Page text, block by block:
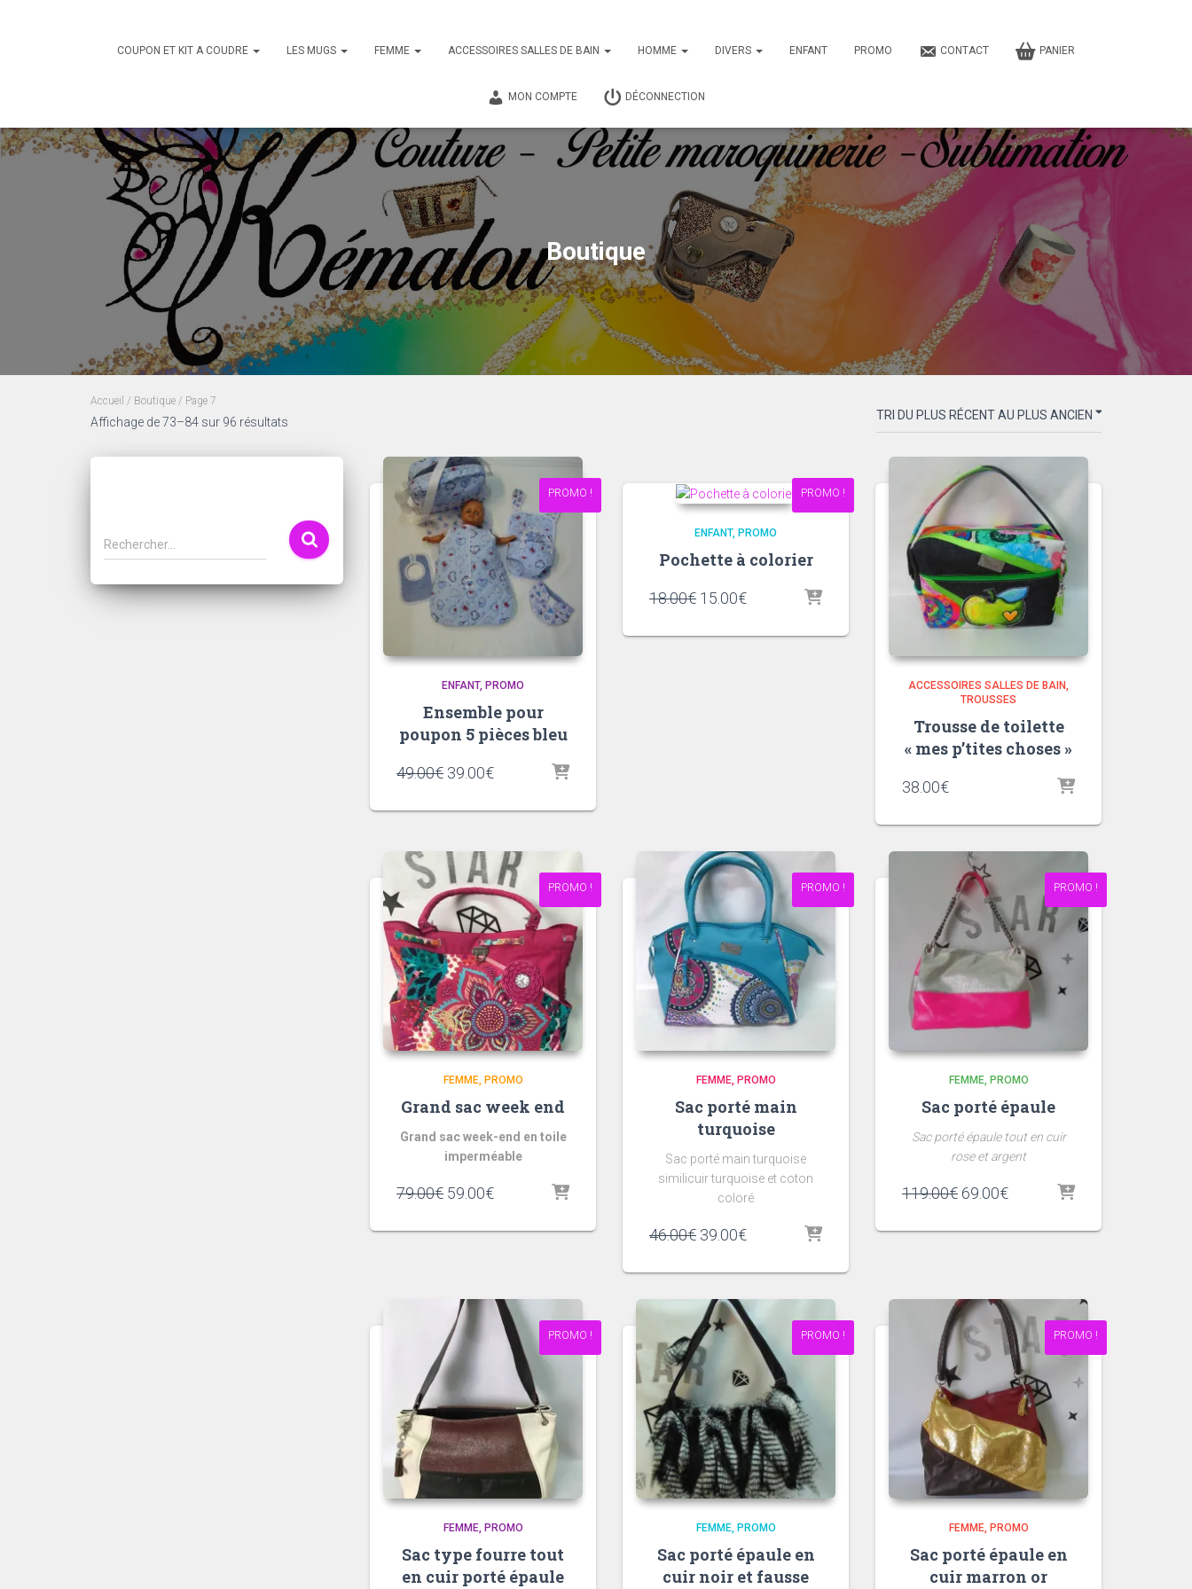
COUPON ET KIT A COUDRE LES MUGS FEMME ACCESSOIRES SALLES DE BAIN HOMME DIVERS ENFANT PROMO CONTACT PANIER
MON COMPTE DÉCONNECTION
Boutique
Accueil / Boutique / Page 7
Affichage de 73–84 sur 96 résultats
plus
plus
ancien
R
e
h
Rechercher…
PROMO !
ENFANT PROMO
Ensemble pour
poupon 5 pièces bleu
49.00€ Le
initial
39.00€Le
actuel
PROMO !
ENFANT PROMO
Pochette à colorier
18.00€ Le
initial
15.00€Le
actuel
ACCESSOIRES SALLES DE BAIN
TROUSSES
Trousse de toilette
« mes p’tites choses »
38.00€
PROMO !
FEMME PROMO
Grand sac week end
Grand sac week-end en toile
imperméable
79.00€ Le
initial
59.00€Le
actuel
PROMO !
FEMME PROMO
Sac porté main
turquoise
Sac porté main turquoise
similicuir turquoise et coton
coloré
46.00€ Le
initial
46.00€.
39.00€Le
actuel
39.00€.
PROMO !
FEMME PROMO
Sac porté épaule
Sac porté épaule tout en cuir
rose et argent
119.00€ Le
initial
69.00€Le
actuel
PROMO !
FEMME PROMO
Sac type fourre tout
en cuir porté épaule
PROMO !
FEMME PROMO
Sac porté épaule en
cuir noir et fausse
PROMO !
FEMME PROMO
Sac porté épaule en
cuir marron or